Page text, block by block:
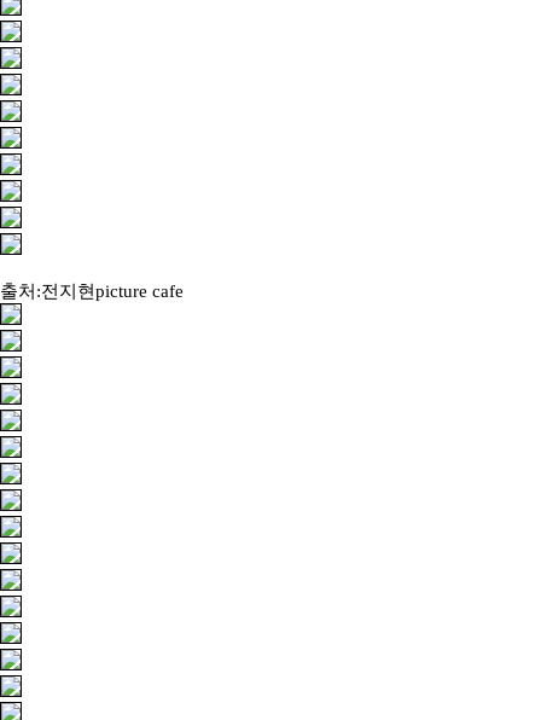
출처:전지현picture cafe